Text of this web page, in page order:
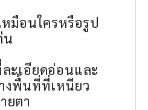
หมือนใครหรือรูป
น
ะเอียดอ่อนและ
งพื้นที่ที่เหนียว
ยตา